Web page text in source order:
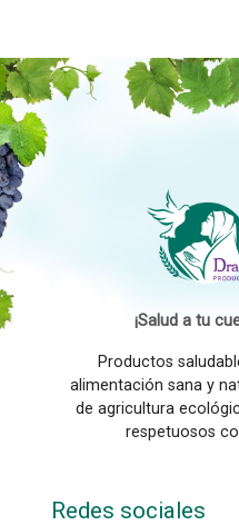
¡Salud a tu
Productos
alimentación sana y
de agricultura
respetuosos
Redes sociales